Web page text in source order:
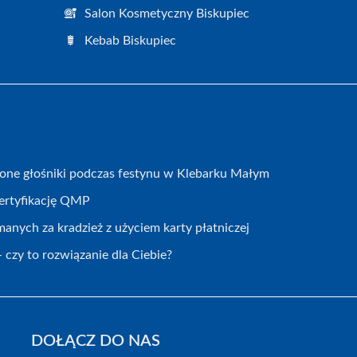
Salon Kosmetyczny Biskupiec
Kebab Biskupiec
głośniki podczas festynu w Klebarku Małym
QMP
za kradzież z użyciem karty płatniczej
to rozwiązanie dla Ciebie?
DOŁĄCZ DO NAS